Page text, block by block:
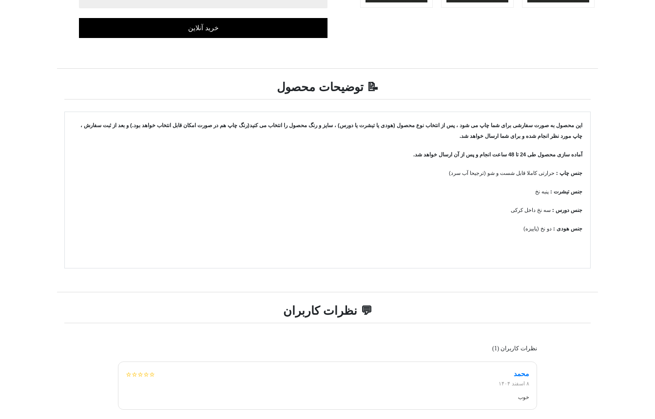
📝 توضیحات محصول
این محصول به صورت سفارشی برای شما چاپ می شود ، پس از انتخاب نوع محصول (هودی یا تیشرت یا دورس) ، سایز و رنگ محصول را انتخاب می کنید(رنگ چاپ هم در صورت امکان قابل انتخاب خواهد بود.) و بعد از ثبت سفارش ،
چاپ مورد نظر انجام شده و برای شما ارسال خواهد شد.
آماده سازی محصول طی 24 تا 48 ساعت انجام و پس از آن ارسال خواهد شد.
جنس چاپ : حرارتی کاملا قابل شست و شو (ترجیحا آب سرد)
جنس تیشرت : پنبه نخ
جنس دورس : سه نخ داخل کرکی
جنس هودی : دو نخ (پاییزه)
💬 نظرات کاربران
نظرات کاربران (1)
محمد
۸ اسفند ۱۴۰۴
⭐⭐⭐⭐⭐
خوب